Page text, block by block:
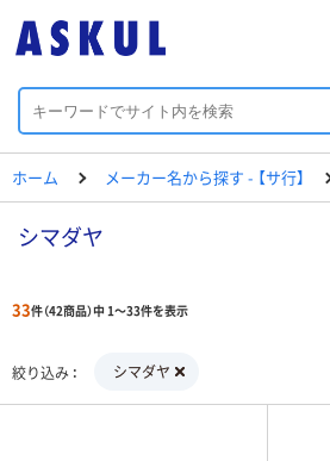
ホーム メーカー名から探す - 【サ行】
シマダヤ
33件（42商品）中 1～33件を表示
絞り込み シマダヤ